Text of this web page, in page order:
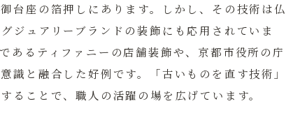
台座の箔押しにあります。しかし、その技術は仏
ジュアリーブランドの装飾にも応用されていま
あるティファニーの店舗装飾や、京都市役所の庁
識と融合した好例です。
「古いものを直す技術」
ること で、職人の活躍の場を広げています。